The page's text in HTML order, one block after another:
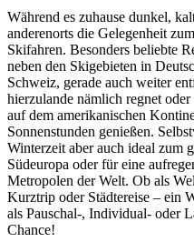
Während es zuhause dunkel,
anderenorts die Gelegenheit
Skifahren. Besonders beliebte
neben den Skigebieten in
Schweiz, gerade auch weiter
hierzulande nämlich regnet
auf dem amerikanischen
Sonnenstunden genießen.
Winterzeit aber auch ideal zum
Südeuropa oder für eine
Metropolen der Welt. Ob als
Kurztrip oder Städtereise – ein
als Pauschal-, Individual- oder
Chance!